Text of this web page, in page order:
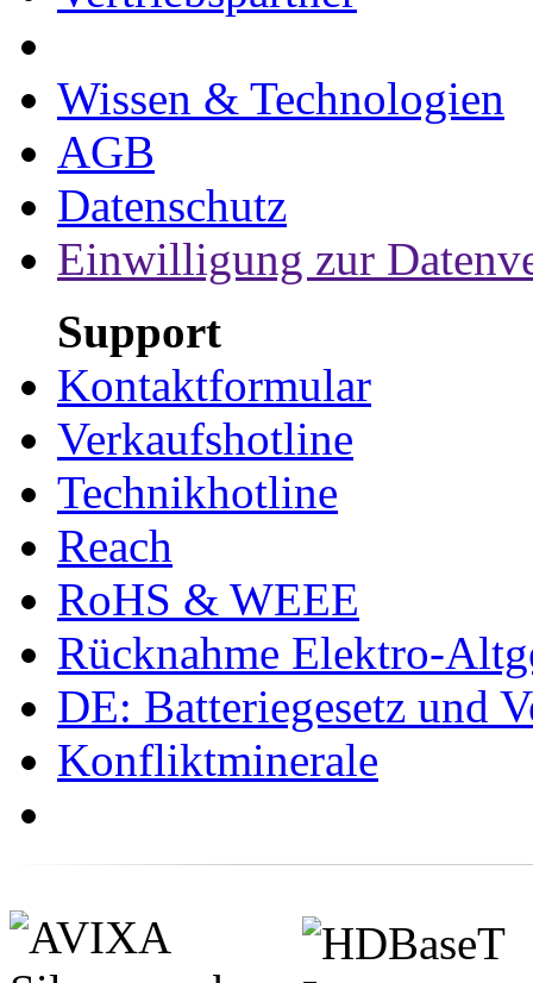
Wissen & Technologien
AGB
Datenschutz
Einwilligung zur
Support
Kontaktformular
Verkaufshotline
Technikhotline
Reach
RoHS & WEEE
Rücknahme Elektro-
DE: Batteriegesetz und
Konfliktminerale